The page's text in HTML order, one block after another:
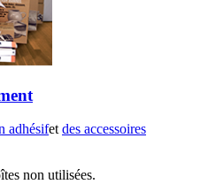
adhésifetdes accessoires
non utilisées.